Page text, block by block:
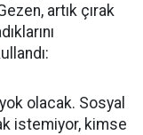
artık çırak
olacak. Sosyal
istemiyor, kimse